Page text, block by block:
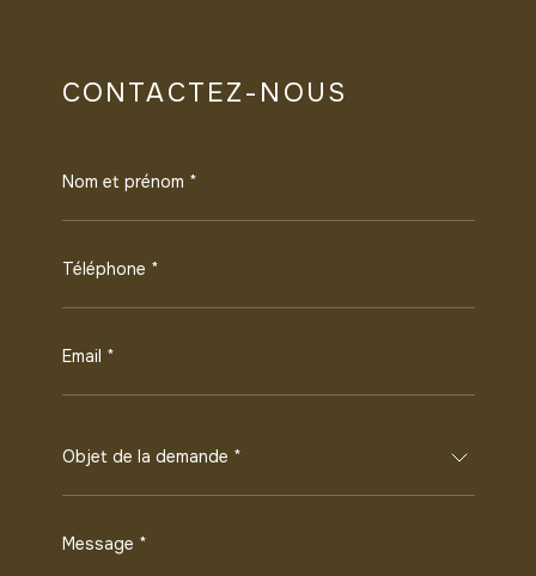
CONTACTEZ-NOUS
Nom et prénom *
Téléphone *
Email *
Objet de la demande *
Message *